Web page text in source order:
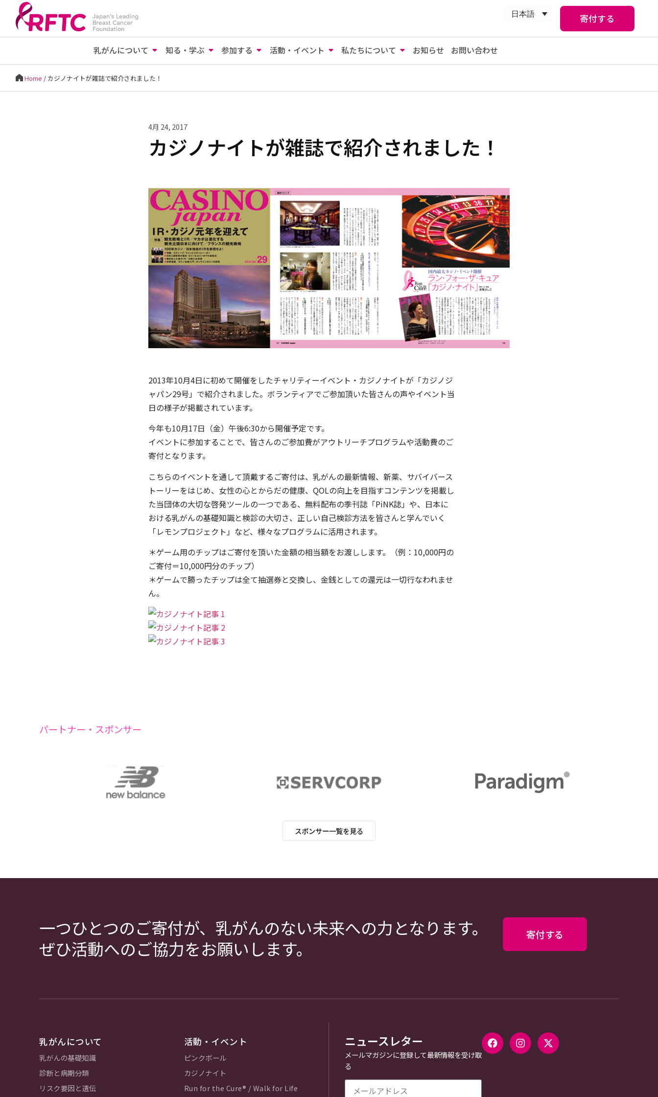
寄付する
日本語
乳がんについて 知る・学ぶ 参加する 活動・イベント 私たちについて お知らせ お問い合わせ
Home / カジノナイトが雑誌で紹介されました！
4月 24, 2017
カジノナイトが雑誌で紹介されました！
2013年10月4日に初めて開催をしたチャリティーイベント・カジノナイトが「カジノジ
ャパン29号」で紹介されました。ボランティアでご参加頂いた皆さんの声やイベント当
日の様子が掲載されています。
今年も10月17日（金）午後6:30から開催予定です。
イベントに参加することで、皆さんのご参加費がアウトリーチプログラムや活動費のご
寄付となります。
こちらのイベントを通して頂戴するご寄付は、乳がんの最新情報、新薬、サバイバース
トーリーをはじめ、女性の心とからだの健康、QOLの向上を目指すコンテンツを掲載し
た当団体の大切な啓発ツールの一つである、無料配布の季刊誌「PiNK誌」や、日本に
おける乳がんの基礎知識と検診の大切さ、正しい自己検診方法を皆さんと学んでいく
「レモンプロジェクト」など、様々なプログラムに活用されます。
＊ゲーム用のチップはご寄付を頂いた金額の相当額をお渡しします。（例：10,000円の
ご寄付＝10,000円分のチップ）
＊ゲームで勝ったチップは全て抽選券と交換し、金銭としての還元は一切行なわれませ
ん。
パートナー・スポンサー
スポンサー一覧を見る
一つひとつのご寄付が、乳がんのない未来への力となります。
ぜひ活動へのご協力をお願いします。
寄付する
乳がんについて
乳がんの基礎知識
診断と病期分類
リスク要因と遺伝
活動・イベント
ピンクボール
カジノナイト
Run for the Cure® / Walk for Life
ニュースレター
メールマガジンに登録して最新情報を受け取
る